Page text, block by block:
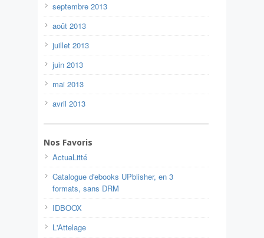
septembre 2013
août 2013
juillet 2013
juin 2013
mai 2013
avril 2013
Nos Favoris
ActuaLitté
Catalogue d'ebooks UPblisher, en 3
formats, sans DRM
IDBOOX
L'Attelage